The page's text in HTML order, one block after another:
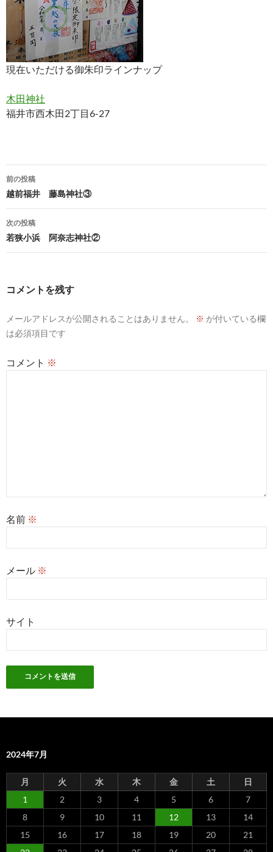
現在いただける御朱印ラインナップ
木田神社
福井市西木田2丁目6-27
投
稿
ナ
ビ
ゲ
ョ
前の投稿
越前福井 藤島神社③
次の投稿
若狭小浜 阿奈志神社②
コメントを残す
メールアドレスが公開されることはありません。 ※ が付いている欄
は必須項目です
コメント ※
名前 ※
メール ※
サイト
2024年7月
月 火 水 木 金 土
日
1
2 3 4 5 6
7
8
9 10 11 12 13
14
15
16 17 18 19 20
21